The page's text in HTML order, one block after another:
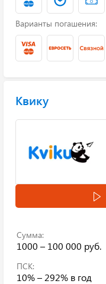
Варианты погашения:
Квику
Сумма:
1000 – 100 000 руб.
ПСК:
10% – 292% в год